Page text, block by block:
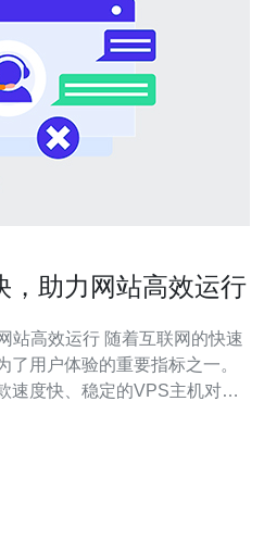
，助力网站高效运行
随着互联网的快速
了用户体验的重要指标之一。
速度快、稳定的VPS主机对于
睐，为各类网站提供了强大